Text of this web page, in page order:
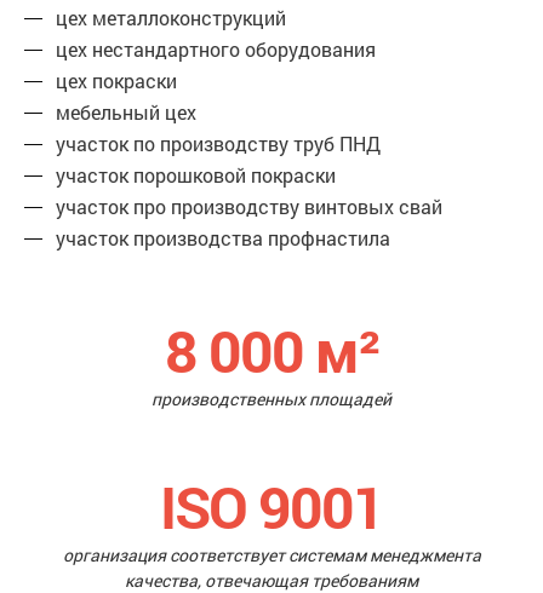
цех металлоконструкций
цех нестандартного оборудования
цех покраски
мебельный цех
участок по производству труб ПНД
участок порошковой покраски
участок про производству винтовых свай
участок производства профнастила
8 000 м²
производственных площадей
ISO 9001
организация соответствует системам менеджмента
качества, отвечающая требованиям